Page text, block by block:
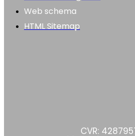
Web schema
HTML Sitemap
CVR: